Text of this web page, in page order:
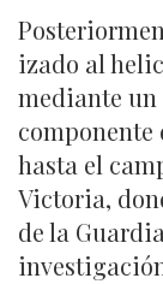
izado al
mediante
componente
hasta el
Victoria,
de la